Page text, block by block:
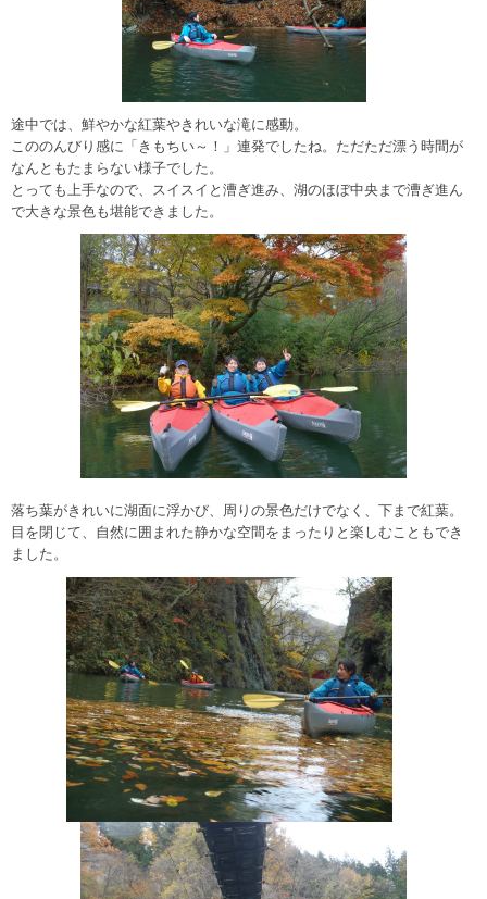
途中では、鮮やかな紅葉やきれいな滝に感動。
こののんびり感に「きもちい～！」連発でしたね。ただただ漂う時間が
なんともたまらない様子でした。
とっても上手なので、スイスイと漕ぎ進み、湖のほぼ中央まで漕ぎ進ん
で大きな景色も堪能できました。
落ち葉がきれいに湖面に浮かび、周りの景色だけでなく、下まで紅葉。
目を閉じて、自然に囲まれた静かな空間をまったりと楽しむこともでき
ました。